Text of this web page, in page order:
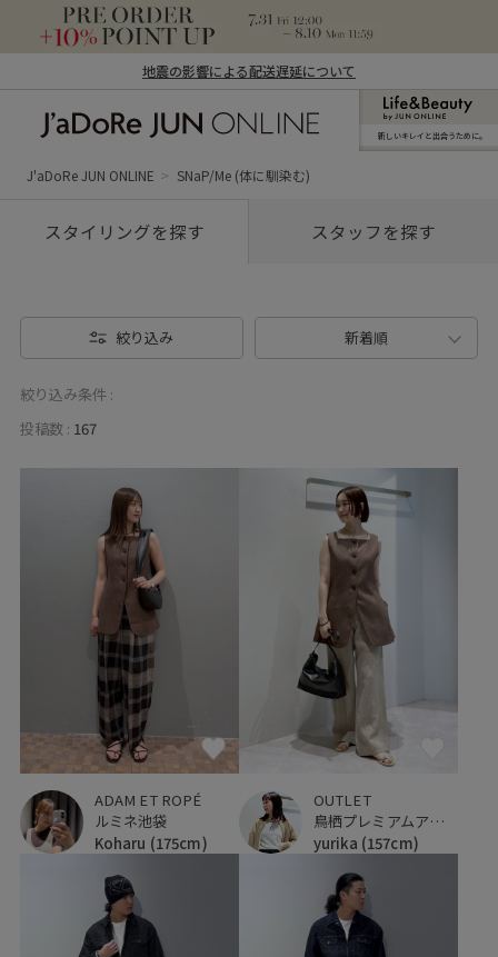
地震の影響による配送遅延について
ン オンライン）
新しいキレイと出合うために。
J'aDoRe JUN ONLINE SNaP/Me (体に馴染む)
スタイリングを探す スタッフを探す
絞り込み 新着順
絞り込み条件 :
投稿数 : 167
ADAM ET ROPÉ
ルミネ池袋
Koharu (175cm)
OUTLET
鳥栖プレミアムアウトレット
yurika (157cm)